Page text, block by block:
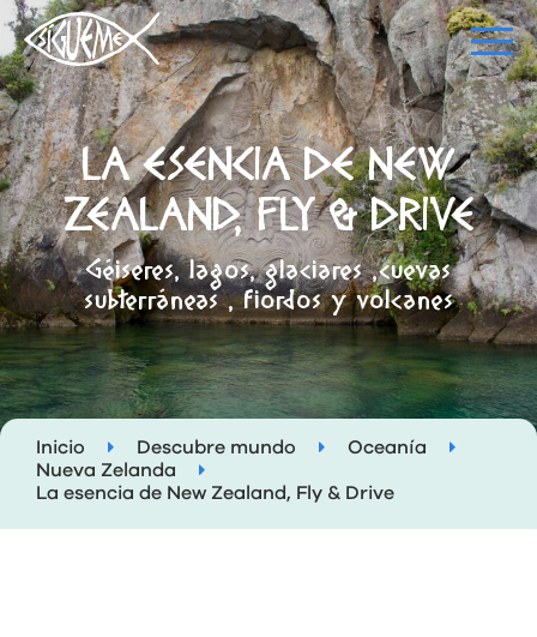
LA ESENCIA DE NEW
ZEALAND, FLY & DRIVE
Géiseres, lagos, glaciares ,cuevas
subterráneas , fiordos y volcanes
Inicio Descubre mundo
Oceanía
Nueva Zelanda
La esencia de New Zealand, Fly & Drive